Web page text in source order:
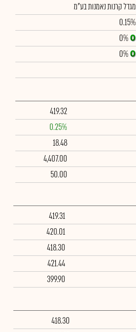
מגדל קרנות נאמנות בע"מ
0.15%
0%
0%
419.32
0.25%
18.48
4,407.00
50.00
419.31
420.01
418.30
421.44
399.90
418.30